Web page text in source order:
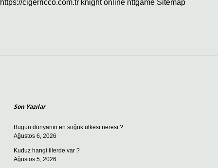
https://cigerricco.com.tr knight online nttgame Sitemap
Son Yazılar
Bugün dünyanın en soğuk ülkesi neresi ?
Ağustos 6, 2026
Kuduz hangi illerde var ?
Ağustos 5, 2026